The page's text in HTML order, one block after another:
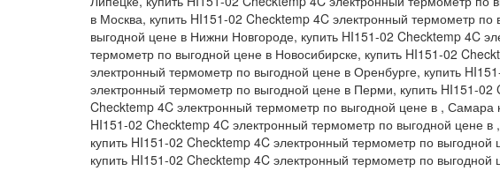
в Москва, купить HI151-02 Checktemp 4C электронный термометр
выгодной цене в Нижни Новгороде, купить HI151-02 Checktemp 4C
термометр по выгодной цене в Новосибирске, купить HI151-02
электронный термометр по выгодной цене в Оренбурге, купить
электронный термометр по выгодной цене в Перми, купить HI151-
Checktemp 4C электронный термометр по выгодной цене в , Самара
HI151-02 Checktemp 4C электронный термометр по выгодной цене
купить HI151-02 Checktemp 4C электронный термометр по
купить HI151-02 Checktemp 4C электронный термометр по